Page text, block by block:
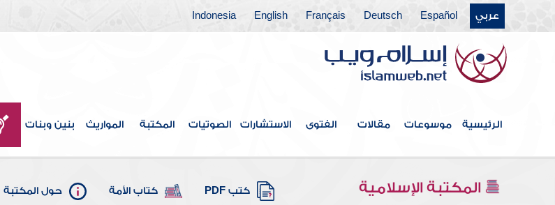
عربي Español
Deutsch
Français
English
Indonesia
الرئيسية موسوعات مقالات الفتوى الاستشارات الصوتيات المكتبة المواريث بنين وبنات
المكتبة الإسلامية كتب PDF كتاب الأمة حول المكتبة
باب ما جاء من الحجة في الرد على
من طعن في القرآن وخالف مصحف
عثمان بالزيادة والنقصان
سورة الفاتحة